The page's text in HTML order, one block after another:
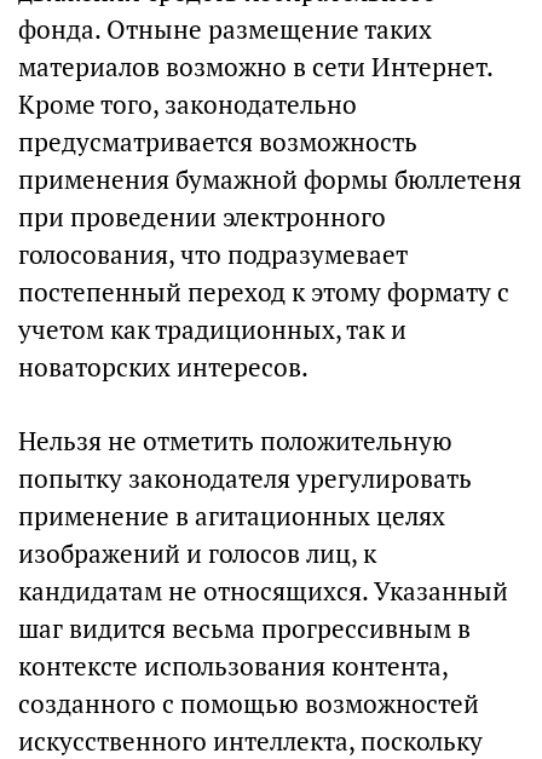
фонда. Отныне размещение таких
материалов возможно в сети Интернет.
Кроме того, законодательно
предусматривается возможность
применения бумажной формы бюллетеня
при проведении электронного
голосования, что подразумевает
постепенный переход к этому формату с
учетом как традиционных, так и
новаторских интересов.
Нельзя не отметить положительную
попытку законодателя урегулировать
применение в агитационных целях
изображений и голосов лиц, к
кандидатам не относящихся. Указанный
шаг видится весьма прогрессивным в
контексте использования контента,
созданного с помощью возможностей
искусственного интеллекта, поскольку